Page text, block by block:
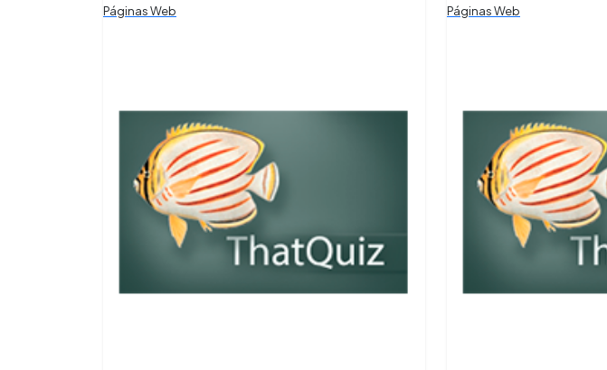
Páginas Web Páginas Web